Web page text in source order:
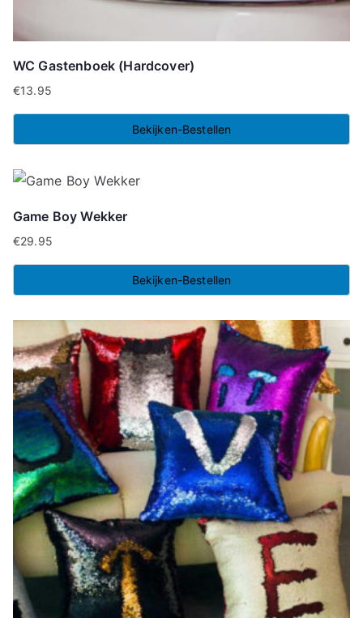
WC Gastenboek (Hardcover)
€13.95
Bekijken-Bestellen
Game Boy Wekker
€29.95
Bekijken-Bestellen